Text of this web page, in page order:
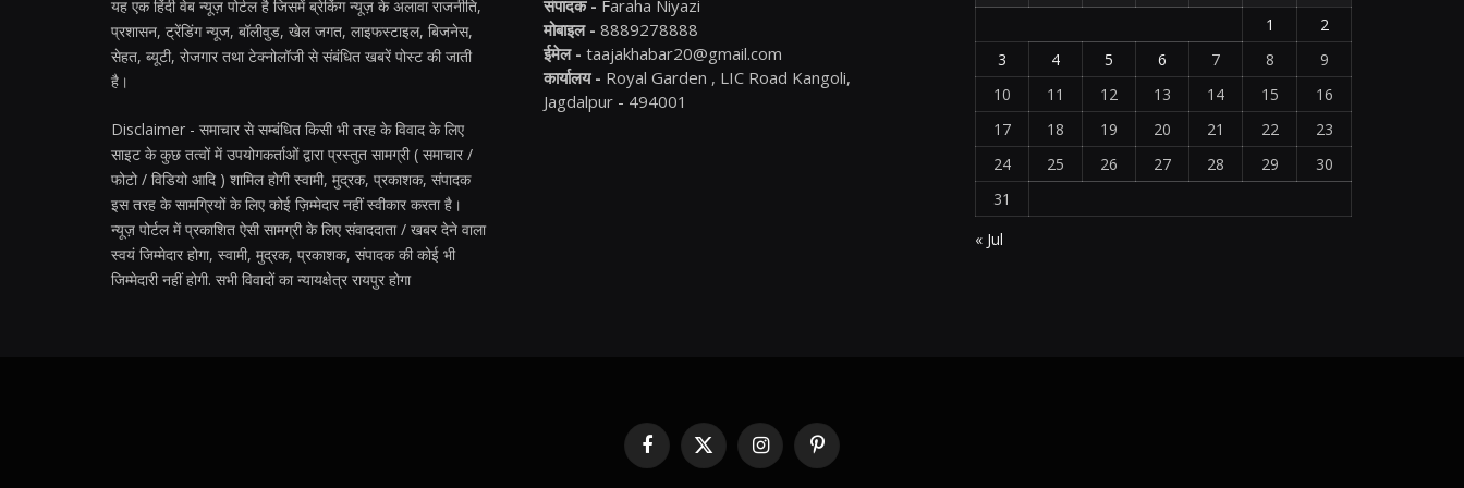
यह एक हिंदी वेब न्यूज़ पोर्टल है जिसमें ब्रेकिंग न्यूज़ के अलावा राजनीति,
प्रशासन, ट्रेंडिंग न्यूज, बॉलीवुड, खेल जगत, लाइफस्टाइल, बिजनेस,
सेहत, ब्यूटी, रोजगार तथा टेक्नोलॉजी से संबंधित खबरें पोस्ट की जाती
है।
Disclaimer - समाचार से सम्बंधित किसी भी तरह के विवाद के लिए
साइट के कुछ तत्वों में उपयोगकर्ताओं द्वारा प्रस्तुत सामग्री ( समाचार /
फोटो / विडियो आदि ) शामिल होगी स्वामी, मुद्रक, प्रकाशक, संपादक
इस तरह के सामग्रियों के लिए कोई ज़िम्मेदार नहीं स्वीकार करता है।
न्यूज़ पोर्टल में प्रकाशित ऐसी सामग्री के लिए संवाददाता / खबर देने वाला
स्वयं जिम्मेदार होगा, स्वामी, मुद्रक, प्रकाशक, संपादक की कोई भी
जिम्मेदारी नहीं होगी. सभी विवादों का न्यायक्षेत्र रायपुर होगा
संपादक - Faraha Niyazi
मोबाइल - 8889278888
ईमेल - taajakhabar20@gmail.com
कार्यालय - Royal Garden , LIC Road Kangoli,
Jagdalpur - 494001
1
2
3
4 5 6 7 8
9
10
11 12 13 14 15
16
17
18 19 20 21 22
23
24
25 26 27 28 29
30
31
« Jul
Facebook
X
(Twitter)
InstagramPinterest